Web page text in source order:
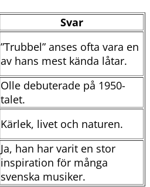
Svar
”Trubbel” anses ofta vara en
av hans mest kända låtar.
Olle debuterade på 1950-
talet.
Kärlek, livet och naturen.
Ja, han har varit en stor
inspiration för många
svenska musiker.